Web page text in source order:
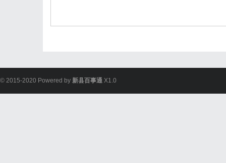
© 2015-2020 Powered by 新县百事通 X1.0